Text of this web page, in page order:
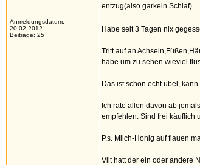
Anmeldungsdatum:
20.02.2012
Beiträge: 25
entzug(also garkein Schlaf)
Habe seit 3 Tagen nix
Tritt auf an
habe um zu sehen wieviel
Das ist schon echt übel,
Ich rate allen davon ab
empfehlen. Sind frei käuflich
P.s. Milch-Honig auf flauen
Vllt hatt der ein oder andere